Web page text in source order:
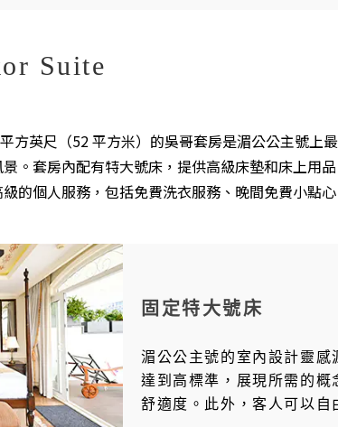
Suite
方英尺（52 平方米）的吳哥套房是湄公公主號
。套房內配有特大號床，提供高級床墊和床上
的個人服務，包括免費洗衣服務、晚間免費小點
固定特大號床
湄公公主號的室內設計靈
達到高標準，展現所需的
舒適度。此外，客人可以自